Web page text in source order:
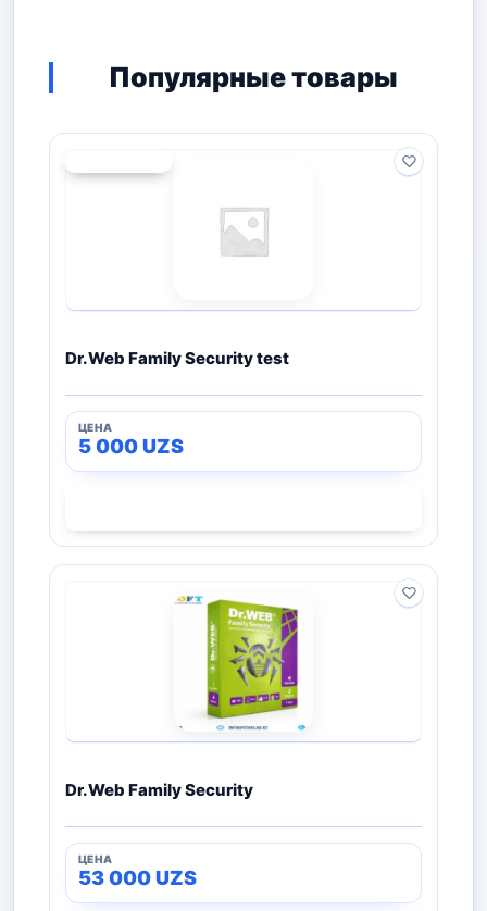
Популярные товары
Dr.Web Family Security test
5 000UZS
Dr.Web Family Security
53 000UZS